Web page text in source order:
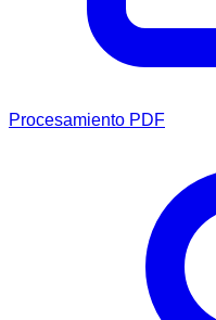
Procesamiento PDF